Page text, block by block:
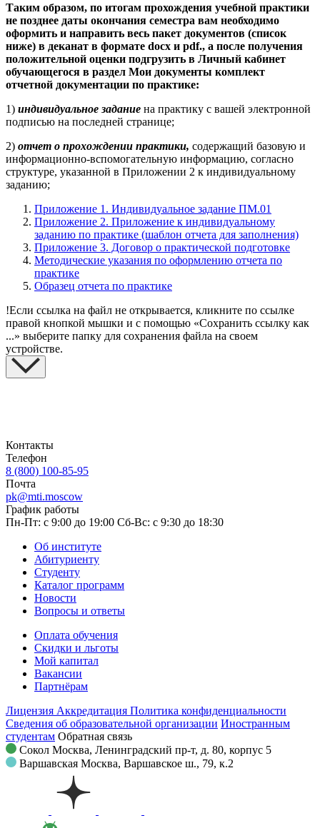
Таким образом, по итогам прохождения учебной практики
не позднее даты окончания семестра вам необходимо
оформить и направить весь пакет документов (список
ниже) в деканат в формате docx и pdf., а после получения
положительной оценки подгрузить в Личный кабинет
обучающегося в раздел Мои документы комплект
отчетной документации по практике:
1) индивидуальное задание на практику с вашей электронной
подписью на последней странице;
2) отчет о прохождении практики, содержащий базовую и
информационно-вспомогательную информацию, согласно
структуре, указанной в Приложении 2 к индивидуальному
заданию;
Приложение 1. Индивидуальное задание ПМ.01
Приложение 2. Приложение к индивидуальному
заданию по практике (шаблон отчета для заполнения)
Приложение 3. Договор о практической подготовке
Методические указания по оформлению отчета по
практике
Образец отчета по практике
!Если ссылка на файл не открывается, кликните по ссылке
правой кнопкой мышки и с помощью «Сохранить ссылку как
...» выберите папку для сохранения файла на своем
устройстве.
Контакты
Телефон
8 (800) 100-85-95
Почта
pk@mti.moscow
График работы
Пн-Пт: с 9:00 до 19:00 Сб-Вс: с 9:30 до 18:30
Об институте
Абитуриенту
Студенту
Каталог программ
Новости
Вопросы и ответы
Оплата обучения
Скидки и льготы
Мой капитал
Вакансии
Партнёрам
Лицензия Аккредитация Политика конфиденциальности
Сведения об образовательной организации Иностранным
студентам Обратная связь
Сокол Москва, Ленинградский пр-т, д. 80, корпус 5
Варшавская Москва, Варшавское ш., 79, к.2